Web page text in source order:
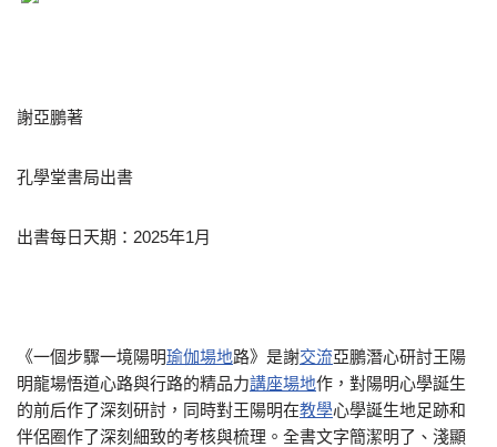
謝亞鵬著
孔學堂書局出書
出書每日天期：2025年1月
《一個步驟一境陽明瑜伽場地路》是謝交流亞鵬潛心研討王陽
明龍場悟道心路與行路的精品力講座場地作，對陽明心學誕生
的前后作了深刻研討，同時對王陽明在教學心學誕生地足跡和
伴侶圈作了深刻細致的考核與梳理。全書文字簡潔明了、淺顯